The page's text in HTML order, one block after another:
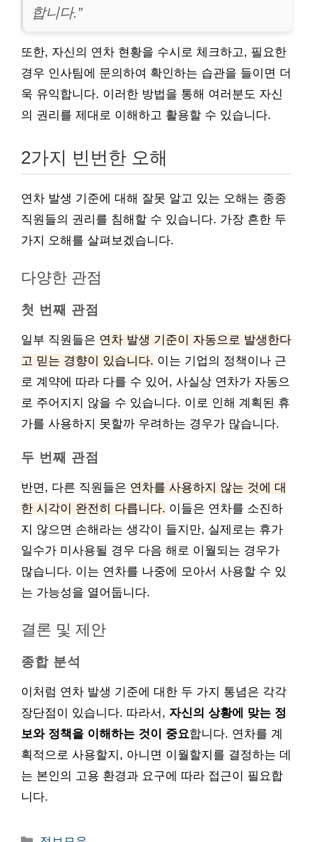
합니다.”
또한, 자신의 연차 현황을 수시로 체크하고, 필요한
경우 인사팀에 문의하여 확인하는 습관을 들이면 더
욱 유익합니다. 이러한 방법을 통해 여러분도 자신
의 권리를 제대로 이해하고 활용할 수 있습니다.
2가지 빈번한 오해
연차 발생 기준에 대해 잘못 알고 있는 오해는 종종
직원들의 권리를 침해할 수 있습니다. 가장 흔한 두
가지 오해를 살펴보겠습니다.
다양한 관점
첫 번째 관점
일부 직원들은 연차 발생 기준이 자동으로 발생한다
고 믿는 경향이 있습니다. 이는 기업의 정책이나 근
로 계약에 따라 다를 수 있어, 사실상 연차가 자동으
로 주어지지 않을 수 있습니다. 이로 인해 계획된 휴
가를 사용하지 못할까 우려하는 경우가 많습니다.
두 번째 관점
반면, 다른 직원들은 연차를 사용하지 않는 것에 대
한 시각이 완전히 다릅니다. 이들은 연차를 소진하
지 않으면 손해라는 생각이 들지만, 실제로는 휴가
일수가 미사용될 경우 다음 해로 이월되는 경우가
많습니다. 이는 연차를 나중에 모아서 사용할 수 있
는 가능성을 열어둡니다.
결론 및 제안
종합 분석
이처럼 연차 발생 기준에 대한 두 가지 통념은 각각
장단점이 있습니다. 따라서, 자신의 상황에 맞는 정
보와 정책을 이해하는 것이 중요합니다. 연차를 계
획적으로 사용할지, 아니면 이월할지를 결정하는 데
는 본인의 고용 환경과 요구에 따라 접근이 필요합
니다.